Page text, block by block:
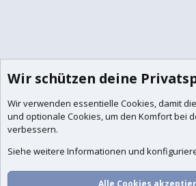
Wir schützen deine
Wir verwenden essentielle Cookies, damit
und optionale Cookies, um den Komfort bei
verbessern.
Siehe weitere Informationen und
Alle Cookies